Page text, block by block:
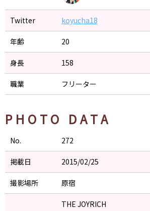
Twitter koyucha18
年齢 20
身長 158
職業 フリーター
PHOTO DATA
No. 272
掲載日 2015/02/25
撮影場所 原宿
THE JOYRICH